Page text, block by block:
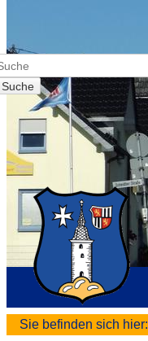
Suche
Sie befinden sich hier: